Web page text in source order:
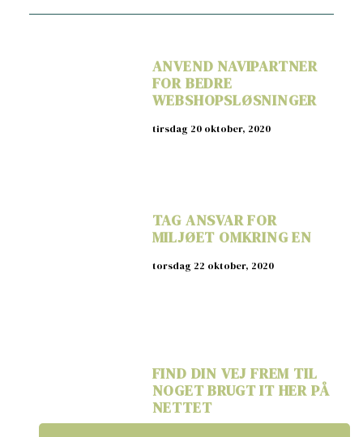
ANVEND NAVIPARTNER
FOR BEDRE
WEBSHOPSLØSNINGER
tirsdag 20 oktober, 2020
TAG ANSVAR FOR
MILJØET OMKRING EN
torsdag 22 oktober, 2020
FIND DIN VEJ FREM TIL
NOGET BRUGT IT HER PÅ
NETTET